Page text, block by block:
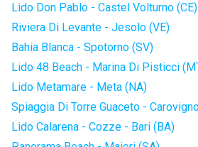
Lido Don Pablo - Castel Volturno (CE)
Riviera Di Levante - Jesolo (VE)
Bahia Blanca - Spotorno (SV)
Lido 48 Beach - Marina Di Pisticci
Lido Metamare - Meta (NA)
Spiaggia Di Torre Guaceto -
Lido Calarena - Cozze - Bari (BA)